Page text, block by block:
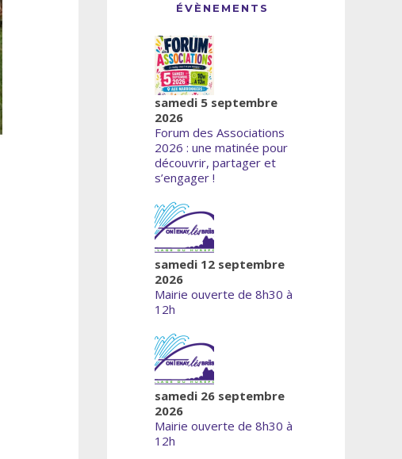
ÉVÈNEMENTS
samedi 5 septembre
2026
Forum des Associations
2026 : une matinée pour
découvrir, partager et
s’engager !
samedi 12 septembre
2026
Mairie ouverte de 8h30 à
12h
samedi 26 septembre
2026
Mairie ouverte de 8h30 à
12h